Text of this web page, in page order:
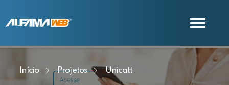
COMERCIAL
Início Projetos Unicatt